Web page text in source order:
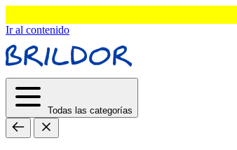
Ir al contenido
Todas las categorías